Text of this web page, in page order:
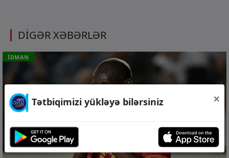
DİGƏR XƏBƏRLƏR
İDMAN
Tətbiqimizi yükləyə bilərsiniz ×